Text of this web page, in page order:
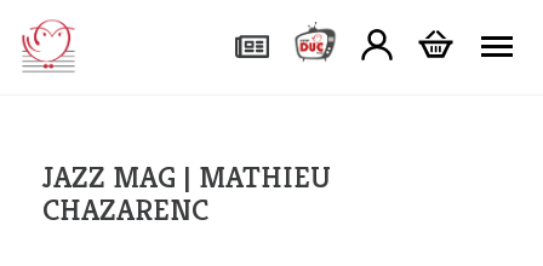
JAZZ MAG | MATHIEU
CHAZARENC